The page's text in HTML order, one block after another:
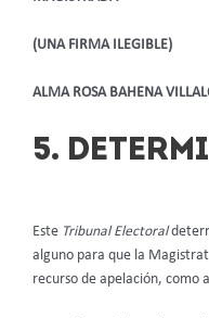
(UNA FIRMA ILEGIBLE)
ALMA ROSA BAHENA
5.
Este Tribunal Electoral
alguno para que la
recurso de apelación, como